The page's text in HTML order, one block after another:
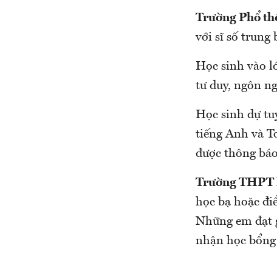
Trường Phổ
với sĩ số trung
Học sinh vào
tư duy, ngôn
Học sinh dự
tiếng Anh và
được thông
Trường THPT
học bạ hoặc
Những em đạt
nhận học